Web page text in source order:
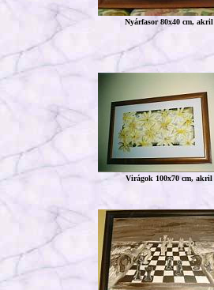
Nyárfasor 80x40 cm, akril
Virágok 100x70 cm, akril